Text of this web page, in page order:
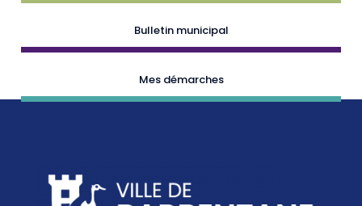
Bulletin municipal
Mes démarches